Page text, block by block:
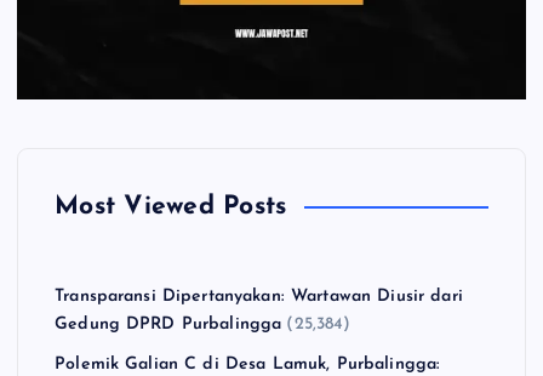
Most Viewed Posts
Transparansi Dipertanyakan: Wartawan Diusir dari
Gedung DPRD Purbalingga (25,384)
Polemik Galian C di Desa Lamuk, Purbalingga: